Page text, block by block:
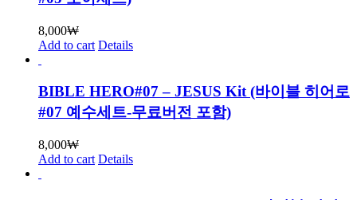
8,000₩
Add to cart Details
BIBLE HERO#07 – JESUS Kit (바이블 히어로
#07 예수세트-무료버전 포함)
8,000₩
Add to cart Details